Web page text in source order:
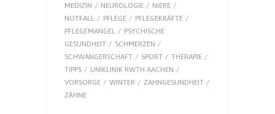
MEDIZIN
NEUROLOGIE
NIERE
NOTFALL
PFLEGE
PFLEGEKRÄFTE
PFLEGEMANGEL
PSYCHISCHE
GESUNDHEIT
SCHMERZEN
SCHWANGERSCHAFT
SPORT
THERAPIE
TIPPS
UNIKLINIK RWTH AACHEN
VORSORGE
WINTER
ZAHNGESUNDHEIT
ZÄHNE